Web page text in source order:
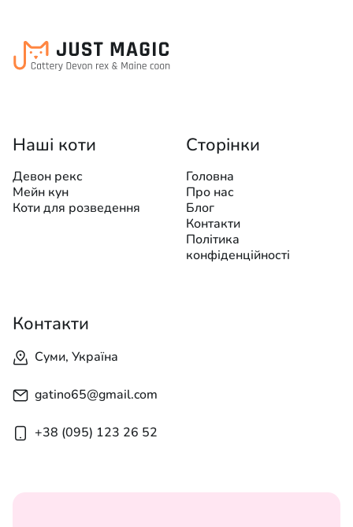
Наші коти
Девон рекс
Мейн кун
Коти для розведення
Сторінки
Головна
Про нас
Блог
Контакти
Політика
конфіденційності
Контакти
Суми, Україна
gatino65@gmail.com
+38 (095) 123 26 52